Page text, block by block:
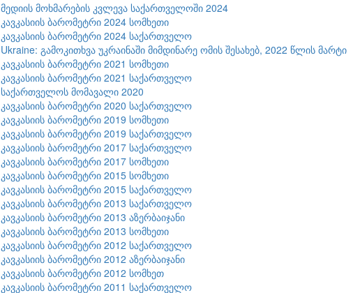
მედიის მოხმარების კვლევა საქართველოში 2024
კავკასიის ბარომეტრი 2024 სომხეთი
კავკასიის ბარომეტრი 2024 საქართველო
Ukraine: გამოკითხვა უკრაინაში მიმდინარე ომის შესახებ, 2022 წლის მარტი
კავკასიის ბარომეტრი 2021 სომხეთი
კავკასიის ბარომეტრი 2021 საქართველო
საქართველოს მომავალი 2020
კავკასიის ბარომეტრი 2020 საქართველო
კავკასიის ბარომეტრი 2019 სომხეთი
კავკასიის ბარომეტრი 2019 საქართველო
კავკასიის ბარომეტრი 2017 საქართველო
კავკასიის ბარომეტრი 2017 სომხეთი
კავკასიის ბარომეტრი 2015 სომხეთი
კავკასიის ბარომეტრი 2015 საქართველო
კავკასიის ბარომეტრი 2013 საქართველო
კავკასიის ბარომეტრი 2013 აზერბაიჯანი
კავკასიის ბარომეტრი 2013 სომხეთი
კავკასიის ბარომეტრი 2012 საქართველო
კავკასიის ბარომეტრი 2012 აზერბაიჯანი
კავკასიის ბარომეტრი 2012 სომხეთ
კავკასიის ბარომეტრი 2011 საქართველო